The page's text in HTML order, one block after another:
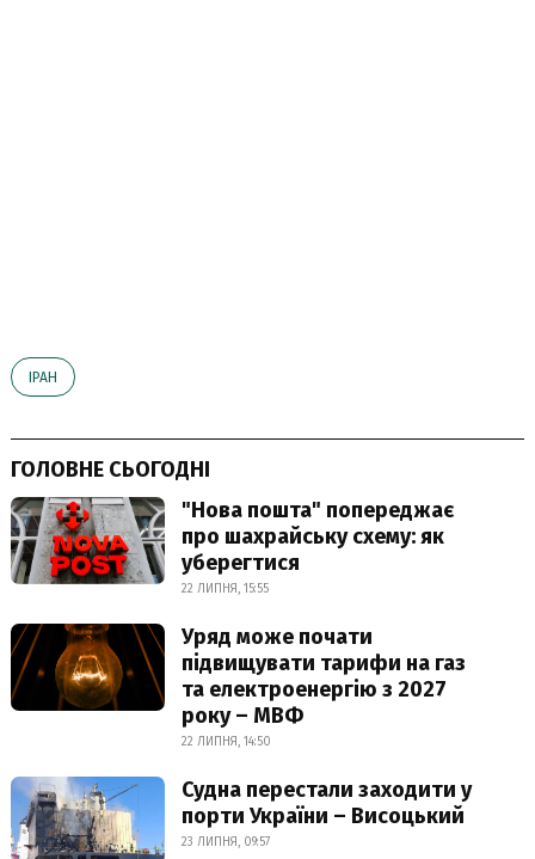
ІРАН
ГОЛОВНЕ СЬОГОДНІ
"Нова пошта" попереджає
про шахрайську схему: як
уберегтися
22 ЛИПНЯ, 15:55
Уряд може почати
підвищувати тарифи на газ
та електроенергію з 2027
року – МВФ
22 ЛИПНЯ, 14:50
Судна перестали заходити у
порти України – Висоцький
23 ЛИПНЯ, 09:57